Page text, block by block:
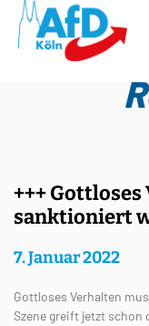
+++
sanktioniert
7. Januar 2022
Gottloses Verhalten
Szene greift jetzt schon